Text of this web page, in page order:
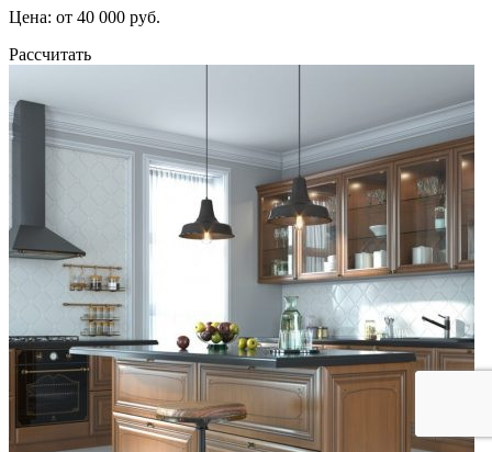
Цена: от 40 000 руб.
Рассчитать